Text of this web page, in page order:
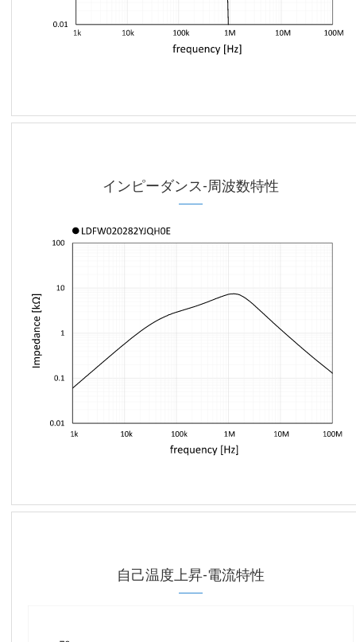
インピーダンス-周波数特性
自己温度上昇-電流特性